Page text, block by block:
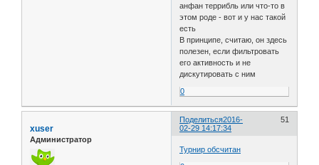
анфан террибль или что-то в
этом роде - вот и у нас такой
есть
В принципе, считаю, он здесь
полезен, если фильтровать
его активность и не
дискутировать с ним
0
Поделиться 51
2016-
02-29 14:17:34
xuser
Администратор
Турнир обсчитан